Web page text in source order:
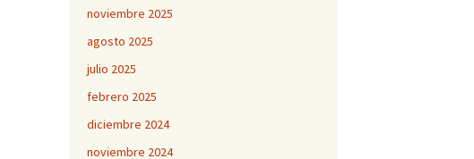
noviembre 2025
agosto 2025
julio 2025
febrero 2025
diciembre 2024
noviembre 2024